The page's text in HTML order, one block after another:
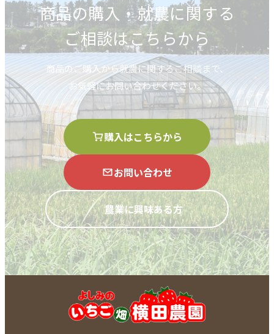
商品の購入・就農に関する
ご相談はこちらから
商品のご購入から就農に関するご相談まで、
お気軽にお問い合わせください。
購入はこちらから
お問い合わせ
農業に興味ある方